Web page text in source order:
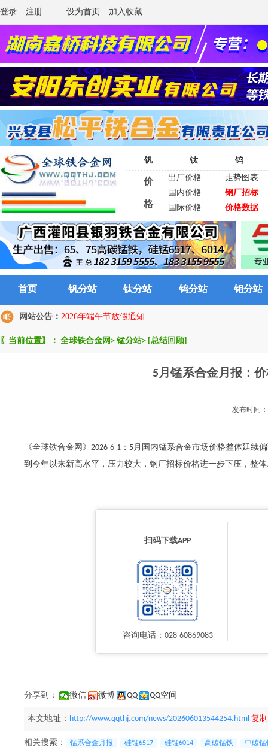
登录 注册 设为首页 加入收藏
钒 钛 钨
价
格
出厂价格
走势图表
国内价格
钢厂招标
国际价格
价格数据
首页 钒分站 钛分站 钨分站 钼分站
网站公告： 2026年端午节放假通知
〖当前位置〗： 全球铁合金网 > 锰分站> [总结回顾]
5月锰系合金月报：
发布时间
《全球铁合金网》2026-6-1：5月国内锰系合金市场价格整体延
到今年以来新高水平，压力较大，钢厂招标价格进一步下压，整
扫码下载APP
咨询电话：028-60869083
分享到： 微信 微博 QQ QQ空间
本文地址： http://www.qqthj.com/news/202606013544254.html 复
相关搜索： 锰系合金月报 硅锰6517 硅锰6014 高碳锰铁 中碳锰